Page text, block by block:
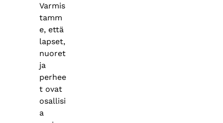
Varmis
tamm
e, että
lapset,
nuoret
ja
perhee
t ovat
osallisi
a